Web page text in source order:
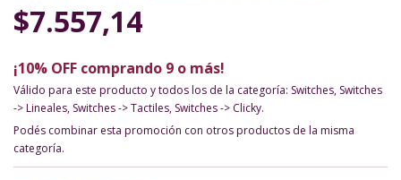
$7.557,14
¡10% OFF comprando 9 o más!
Válido para este producto y todos los de la categoría: Switches, Switches
-> Lineales, Switches -> Tactiles, Switches -> Clicky.
Podés combinar esta promoción con otros productos de la misma
categoría.